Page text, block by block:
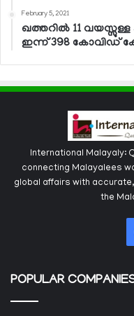
February 5, 2021
ഖത്തറില്‍ 11 വയസ്സുള്ള
ഇന്ന് 398 കോവിഡ്
International Malayaly:
connecting Malayalees
global affairs with
the
POPULAR